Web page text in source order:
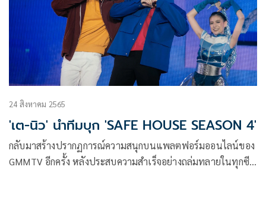
24 สิงหาคม 2565
'เต-นิว' นำทีมบุก 'SAFE HOUSE SEASON 4'
กลับมาสร้างปรากฏการณ์ความสนุกบนแพลตฟอร์มออนไลน์ของ
GMMTV อีกครั้ง หลังประสบความสำเร็จอย่างถล่มทลายในทุกซี